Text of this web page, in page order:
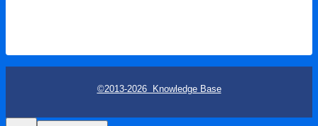
©2013-2026 Knowledge Base